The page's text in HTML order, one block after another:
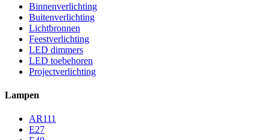
Binnenverlichting
Buitenverlichting
Lichtbronnen
Feestverlichting
LED dimmers
LED toebehoren
Projectverlichting
Lampen
AR111
E27